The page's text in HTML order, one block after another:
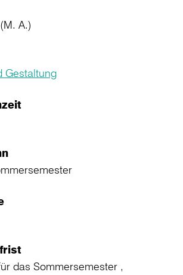
A.)
Gestaltung
das Sommersemester ,